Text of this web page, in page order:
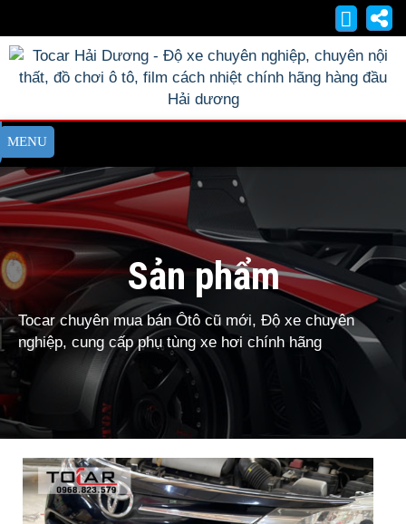
Sản phẩm
Tocar chuyên mua bán Ôtô cũ mới, Độ xe chuyên
nghiệp, cung cấp phụ tùng xe hơi chính hãng